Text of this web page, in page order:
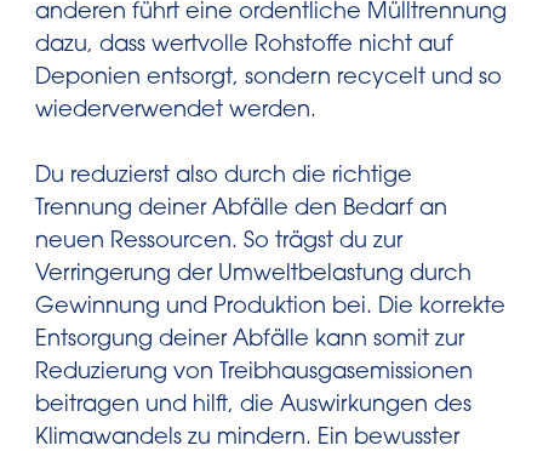
anderen führt eine ordentliche Mülltrennung
dazu, dass wertvolle Rohstoffe nicht auf
Deponien entsorgt, sondern recycelt und so
wiederverwendet werden.
Du reduzierst also durch die richtige
Trennung deiner Abfälle den Bedarf an
neuen Ressourcen. So trägst du zur
Verringerung der Umweltbelastung durch
Gewinnung und Produktion bei. Die korrekte
Entsorgung deiner Abfälle kann somit zur
Reduzierung von Treibhausgasemissionen
beitragen und hilft, die Auswirkungen des
Klimawandels zu mindern. Ein bewusster